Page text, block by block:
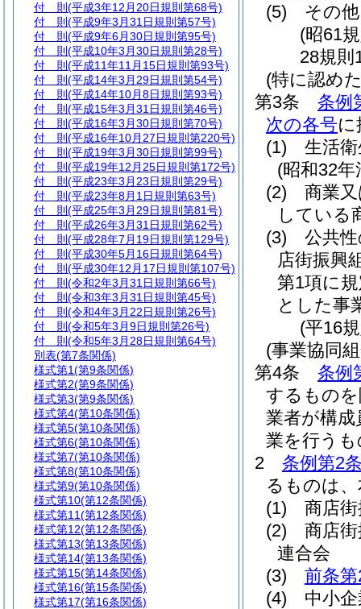
(5)
その
(昭61
28規則
(特に認め
第3条
条例
次の各号
(1)
生活
(昭和32
(2)
商業
している
(3)
公共
店街振興
第1項に
とした事
(平16
(事業協同
第4条
条例
するもの
業者が構
業を行う
2
条例第2
るものは
(1)
商店
(2)
商店
連合会
(3)
前条
(4)
中小
付 則 (平成3年12月20日規則第68号)
付 則 (平成9年3月31日規則第57号)
付 則 (平成9年6月30日規則第95号)
付 則 (平成10年3月30日規則第28号)
付 則 (平成11年11月15日規則第93号)
付 則 (平成14年3月29日規則第54号)
付 則 (平成14年10月8日規則第93号)
付 則 (平成15年3月31日規則第46号)
付 則 (平成16年3月30日規則第70号)
付 則 (平成16年10月27日規則第220号)
付 則 (平成19年3月30日規則第99号)
付 則 (平成19年12月25日規則第172号)
付 則 (平成23年3月23日規則第29号)
付 則 (平成23年8月1日規則第63号)
付 則 (平成25年3月29日規則第81号)
付 則 (平成26年3月31日規則第62号)
付 則 (平成28年7月19日規則第129号)
付 則 (平成30年5月16日規則第64号)
付 則 (平成30年12月17日規則第107号)
付 則 (令和2年3月31日規則第66号)
付 則 (令和3年3月31日規則第45号)
付 則 (令和4年3月22日規則第26号)
付 則 (令和5年3月9日規則第26号)
付 則 (令和5年3月28日規則第64号)
別表(第7条関係)
様式第1(第9条関係)
様式第2(第9条関係)
様式第3(第9条関係)
様式第4(第10条関係)
様式第5(第10条関係)
様式第6(第10条関係)
様式第7(第10条関係)
様式第8(第10条関係)
様式第9(第10条関係)
様式第10(第12条関係)
様式第11(第12条関係)
様式第12(第12条関係)
様式第13(第13条関係)
様式第14(第13条関係)
様式第15(第14条関係)
様式第16(第15条関係)
様式第17(第16条関係)